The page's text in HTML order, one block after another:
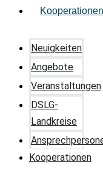
Kooperationen
Neuigkeiten
Angebote
Veranstaltungen
DSLG-
Landkreise
Kooperationen